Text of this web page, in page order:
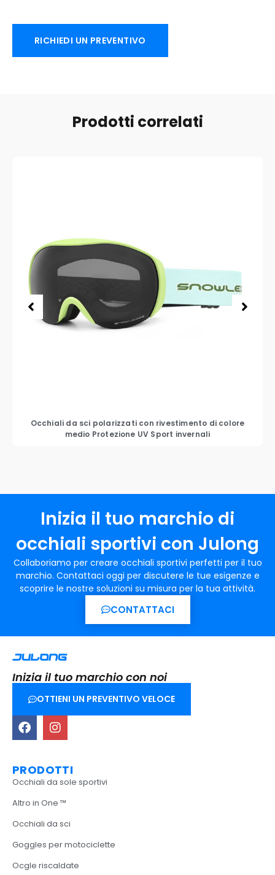
RICHIEDI UN PREVENTIVO
Prodotti correlati
Occhiali da sci polarizzati con rivestimento di colore
medio Protezione UV Sport invernali
Inizia il tuo marchio di
occhiali sportivi con Julong
Collaboriamo per creare occhiali sportivi perfetti per il tuo
marchio. Contattaci oggi per discutere le tue esigenze e
scoprire le nostre soluzioni su misura per la tua attività.
CONTATTACI
Inizia il tuo marchio con noi
OTTIENI UN PREVENTIVO VELOCE
PRODOTTI
Occhiali da sole sportivi
Altro in One ™
Occhiali da sci
Goggles per motociclette
Ocgle riscaldate